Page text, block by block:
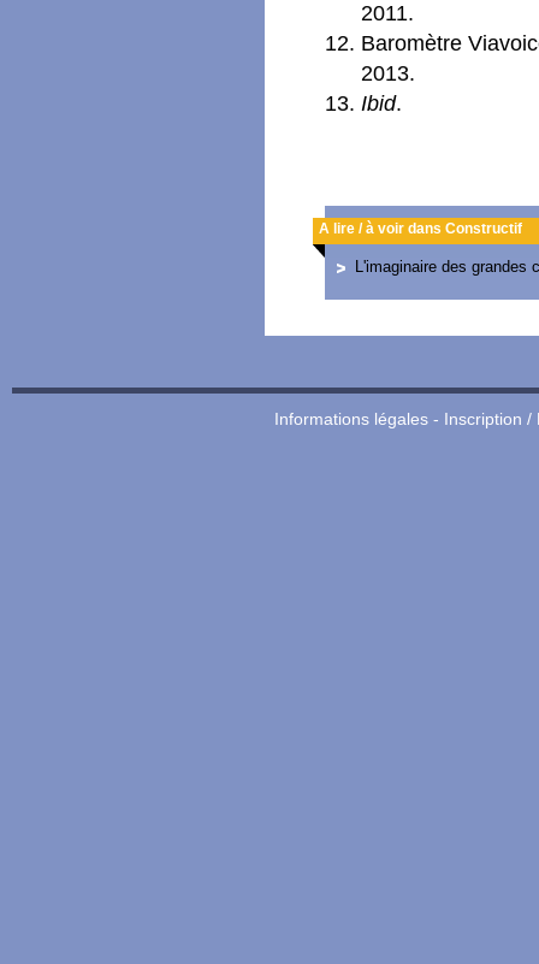
2011.
Baromètre
2013.
Ibid.
A lire / à voir dans Constructif
L'imaginaire des grandes
Informations légales- Inscription /